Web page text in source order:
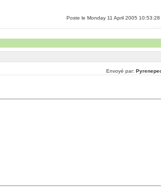
Poste le Monday 11 April 2005 10:53:28
Envoyé par: